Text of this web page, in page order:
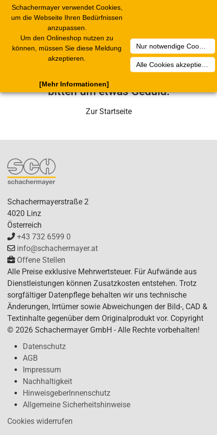
Schachermayer verwendet Cookies,
um die Webseite Ihren Bedürfnissen
anzupassen.
Um den Onlineshop nutzen zu
können, müssen Sie diese Meldung
akzeptieren.
Nur notwendige Cookies akzeptieren
Alle Cookies akzeptieren
[Mehr Informationen]
Leider ist ein technischer Fehler
aufgetreten. Unser Service-Team wird
bitten um etwas Geduld.
Zur Startseite
Schachermayerstraße 2
4020 Linz
Österreich
+43 732 6599 0
info@schachermayer.at
Offene Stellen
Alle Preise exklusive Mehrwertsteuer. Für Aufwände aus
Dienstleistungen können Zusatzkosten entstehen. Trotz
sorgfältiger Datenpflege behalten wir uns technische
Änderungen, Irrtümer sowie Abweichungen der Bild-, CAD &
Textinhalte gegenüber dem Originalprodukt vor. Copyright
© 2026 Schachermayer GmbH - Alle Rechte vorbehalten!
Datenschutz
AGB
Impressum
Nachhaltigkeit
HinweisgeberInnenschutz
Allgemeine Sicherheitshinweise
Cookies widerrufen